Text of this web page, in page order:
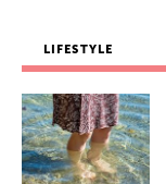
LIFESTYLE